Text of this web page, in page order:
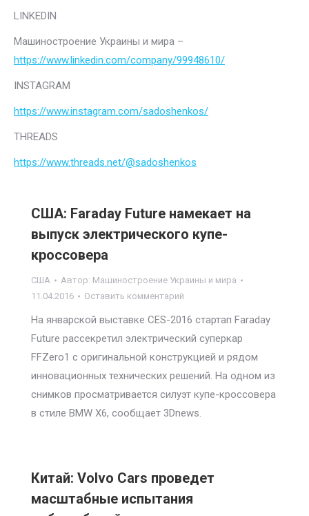
LINKEDIN
Машиностроение Украины и мира –
https://www.linkedin.com/company/99948610/
INSTAGRAM
https://www.instagram.com/sadoshenkos/
THREADS
https://www.threads.net/@sadoshenkos
США: Faraday Future намекает на
выпуск электрического купе-
кроссовера
США Автор: Машиностроение Украины и мира
11.04.2016
Оставить комментарий
На январской выставке CES-2016 стартап Faraday
Future рассекретил электрический суперкар
FFZero1 с оригинальной конструкцией и рядом
инновационных технических решений. На одном из
снимков просматривается силуэт купе-кроссовера
в стиле BMW X6, сообщает 3Dnews.
Китай: Volvo Cars проведет
масштабные испытания